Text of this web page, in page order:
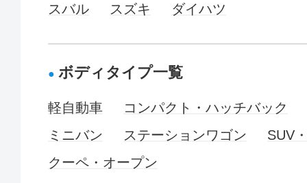
スバル
スズキ ダイハツ
ボディタイプ一覧
軽自動車
コンパクト・ハッチバック
ミニバン
ステーションワゴン
SUV
クーペ・オープン